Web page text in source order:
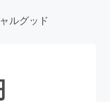
ルグッド